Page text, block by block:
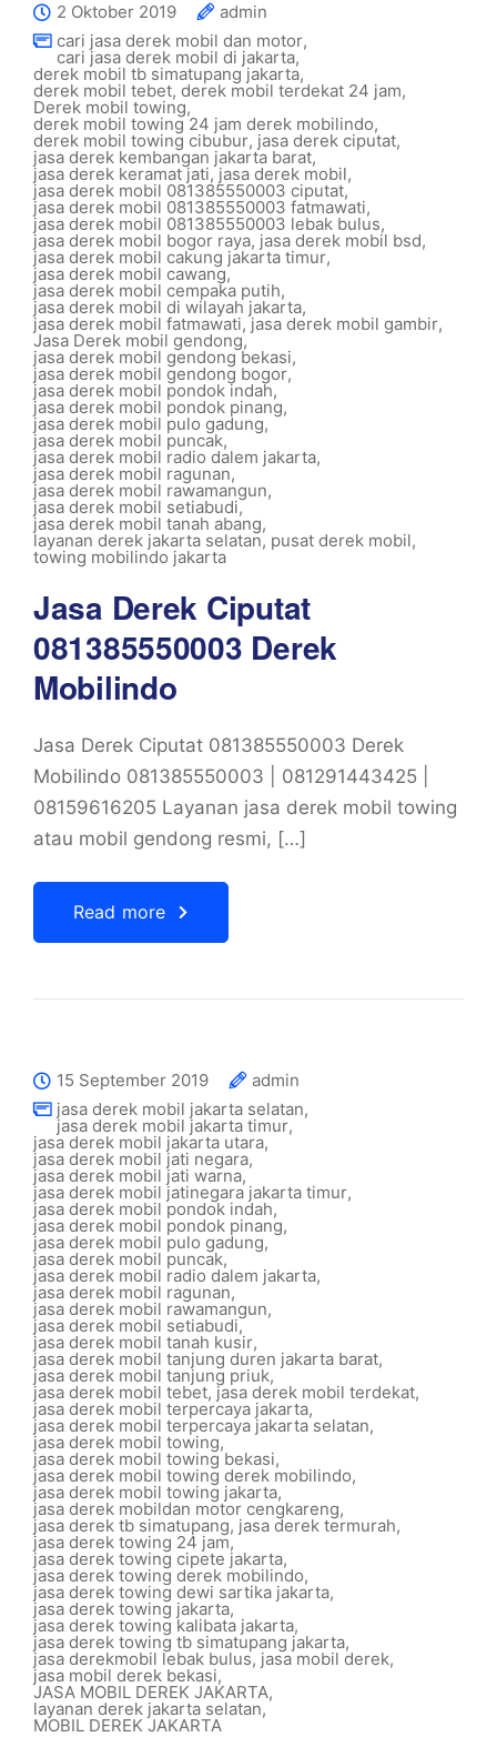
2 Oktober 2019
admin
cari jasa derek mobil dan motor,
cari jasa derek mobil di jakarta,
derek mobil tb simatupang jakarta,
derek mobil tebet, derek mobil terdekat 24 jam,
Derek mobil towing,
derek mobil towing 24 jam derek mobilindo,
derek mobil towing cibubur, jasa derek ciputat,
jasa derek kembangan jakarta barat,
jasa derek keramat jati,jasa derek mobil,
jasa derek mobil 081385550003 ciputat,
jasa derek mobil 081385550003 fatmawati,
jasa derek mobil 081385550003 lebak bulus,
jasa derek mobil bogor raya, jasa derek mobil bsd,
jasa derek mobil cakung jakarta timur,
jasa derek mobil cawang,
jasa derek mobil cempaka putih,
jasa derek mobil di wilayah jakarta,
jasa derek mobil fatmawati,jasa derek mobil gambir,
Jasa Derek mobil gendong,
jasa derek mobil gendong bekasi,
jasa derek mobil gendong bogor,
jasa derek mobil pondok indah,
jasa derek mobil pondok pinang,
jasa derek mobil pulo gadung,
jasa derek mobil puncak,
jasa derek mobil radio dalem jakarta,
jasa derek mobil ragunan,
jasa derek mobil rawamangun,
jasa derek mobil setiabudi,
jasa derek mobil tanah abang,
layanan derek jakarta selatan, pusat derek mobil,
towing mobilindo jakarta
Jasa Derek Ciputat
081385550003 Derek
Mobilindo
Jasa Derek Ciputat 081385550003 Derek
Mobilindo 081385550003 | 081291443425 |
08159616205 Layanan jasa derek mobil towing
atau mobil gendong resmi, […]
Read more
15 September 2019
admin
jasa derek mobil jakarta selatan,
jasa derek mobil jakarta timur,
jasa derek mobil jakarta utara,
jasa derek mobil jati negara,
jasa derek mobil jati warna,
jasa derek mobil jatinegara jakarta timur,
jasa derek mobil pondok indah,
jasa derek mobil pondok pinang,
jasa derek mobil pulo gadung,
jasa derek mobil puncak,
jasa derek mobil radio dalem jakarta,
jasa derek mobil ragunan,
jasa derek mobil rawamangun,
jasa derek mobil setiabudi,
jasa derek mobil tanah kusir,
jasa derek mobil tanjung duren jakarta barat,
jasa derek mobil tanjung priuk,
jasa derek mobil tebet, jasa derek mobil terdekat,
jasa derek mobil terpercaya jakarta,
jasa derek mobil terpercaya jakarta selatan,
jasa derek mobil towing,
jasa derek mobil towing bekasi,
jasa derek mobil towing derek mobilindo,
jasa derek mobil towing jakarta,
jasa derek mobildan motor cengkareng,
jasa derek tb simatupang, jasa derek termurah,
jasa derek towing 24 jam,
jasa derek towing cipete jakarta,
jasa derek towing derek mobilindo,
jasa derek towing dewi sartika jakarta,
jasa derek towing jakarta,
jasa derek towing kalibata jakarta,
jasa derek towing tb simatupang jakarta,
jasa derekmobil lebak bulus, jasa mobil derek,
jasa mobil derek bekasi,
JASA MOBIL DEREK JAKARTA,
layanan derek jakarta selatan,
MOBIL DEREK JAKARTA